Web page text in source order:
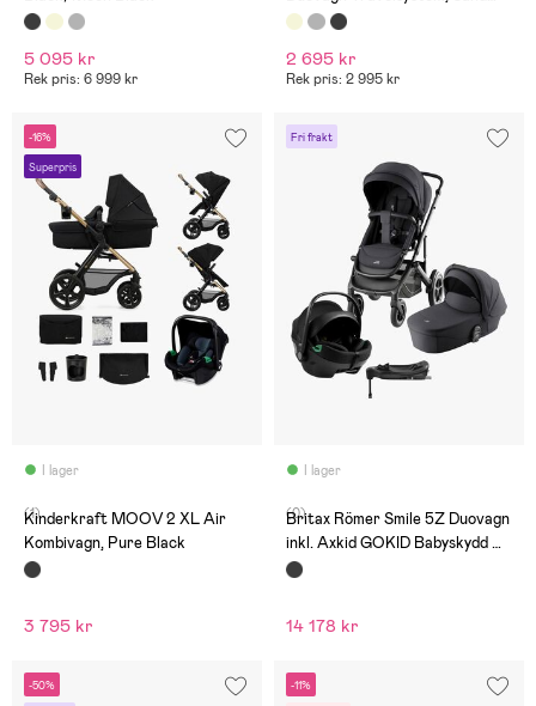
stadsvagn. Inte så lätt att
göra i snö, mycket grus.
köra vid lite terräng -
Sittdelen inte går att ändra
5 095 kr
Rek pris: 6 999 kr
Beige
2 695 kr
Rek pris: 2 995 kr
-16%
Superpris
I lager
(1)
Kinderkraft MOOV 2 XL Air
Kombivagn, Pure Black
3 795 kr
Fri frakt
I lager
(0)
Britax Römer Smile 5Z Duovagn
inkl. Axkid GOKID Babyskydd &
Bas, Carbon Black
14 178 kr
-50% -11%